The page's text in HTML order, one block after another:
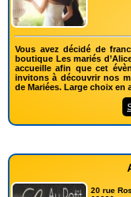
Vous avez décidé de
boutique Les mariés
accueille afin que cet
invitons à découvrir nos
de Mariées. Large choix en
20 rue